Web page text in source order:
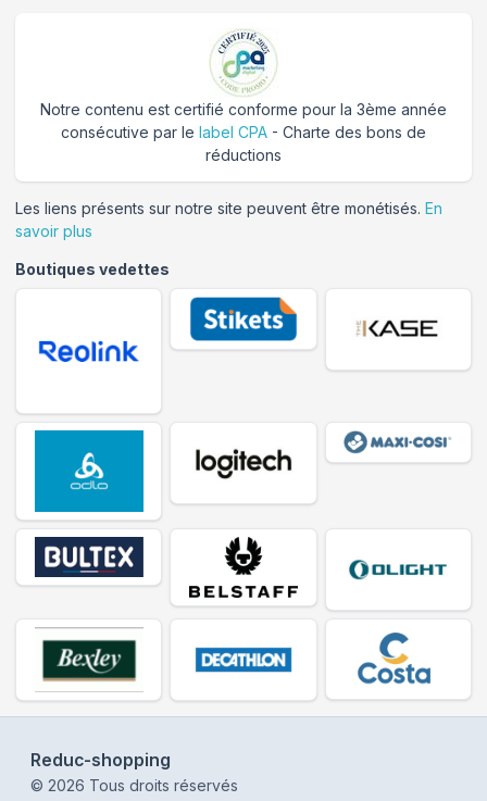
Notre contenu est certifié conforme pour la 3ème année
consécutive par le label CPA - Charte des bons de
réductions
Les liens présents sur notre site peuvent être monétisés. En
savoir plus
Boutiques vedettes
Reduc-shopping
© 2026 Tous droits réservés